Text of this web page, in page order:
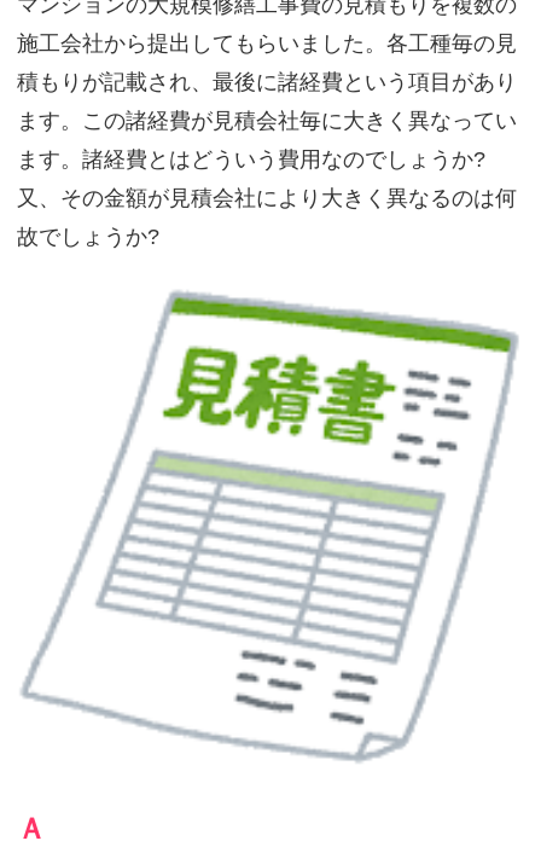
施工会社から提出してもらいました。各工種毎の見
積もりが記載され、最後に諸経費という項目があり
ます。この諸経費が見積会社毎に大きく異なってい
ます。諸経費とはどういう費用なのでしょうか?
又、その金額が見積会社により大きく異なるのは何
故でしょうか?
Ａ